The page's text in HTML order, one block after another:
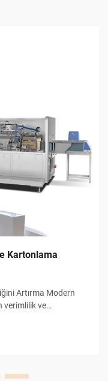
Kartonlama
Artırma Modern
verimlilik ve
ve bu süreçte